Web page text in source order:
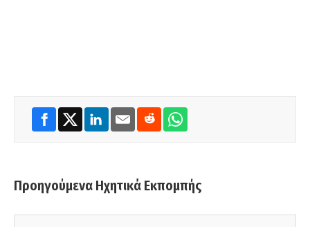
Προηγούμενα Ηχητικά Εκπομπής